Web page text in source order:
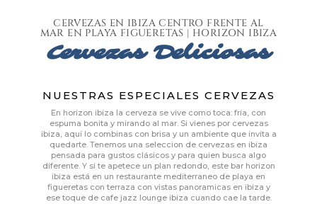
CERVEZAS EN IBIZA CENTRO FRENTE AL
MAR EN PLAYA FIGUERETAS | HORIZON IBIZA
Cervezas Deliciosas
NUESTRAS ESPECIALES CERVEZAS
En horizon ibiza la cerveza se vive como toca: fría, con
espuma bonita y mirando al mar. Si vienes por cervezas
ibiza, aquí lo combinas con brisa y un ambiente que invita a
quedarte. Tenemos una seleccion de cervezas en ibiza
pensada para gustos clásicos y para quien busca algo
diferente. Y si te apetece un plan redondo, este bar horizon
ibiza está en un restaurante mediterraneo de playa en
figueretas con terraza con vistas panoramicas en ibiza y
ese toque de cafe jazz lounge ibiza cuando cae la tarde.